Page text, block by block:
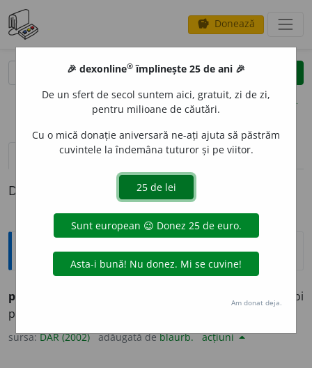
savings Donează
clear
opțiuni
definiții (1) pronunțievolume_up (15)
Definiția cu ID-ul 416881:
Arhaisme și regionalisme
pai
lână nouă, măruntă, crescută pe oi
primăvara.
sursa:DAR (2002) adăugată deblaurb. acțiuni
🎉 dexonline® împlinește 25 de ani 🎉
De un sfert de secol suntem aici, gratuit, zi de zi,
pentru milioane de căutări.
Cu o mică donație aniversară ne-ați ajuta să păstrăm
cuvintele la îndemâna tuturor și pe viitor.
Am donat deja.